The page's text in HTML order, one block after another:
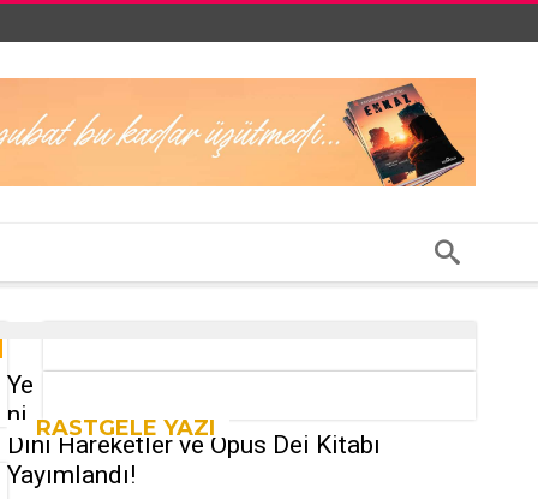
RASTGELE YAZI
Ye
ni
Dini Hareketler ve Opus Dei Kitabı
Yayımlandı!